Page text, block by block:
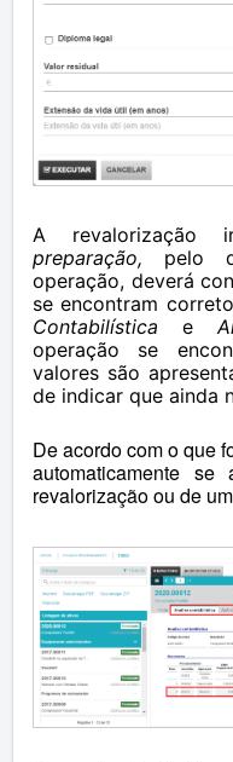
A
preparação, pelo
operação, deverá
se encontram
Contabilística e
operação se
valores são
de indicar que ainda
De acordo com o que
automaticamente
revalorização ou de